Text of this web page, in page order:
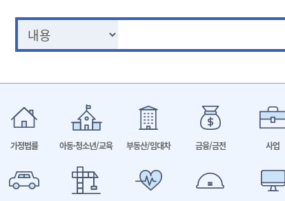
가정법률 아동·청소년/교육 부동산/임대차 금융/금전 사업